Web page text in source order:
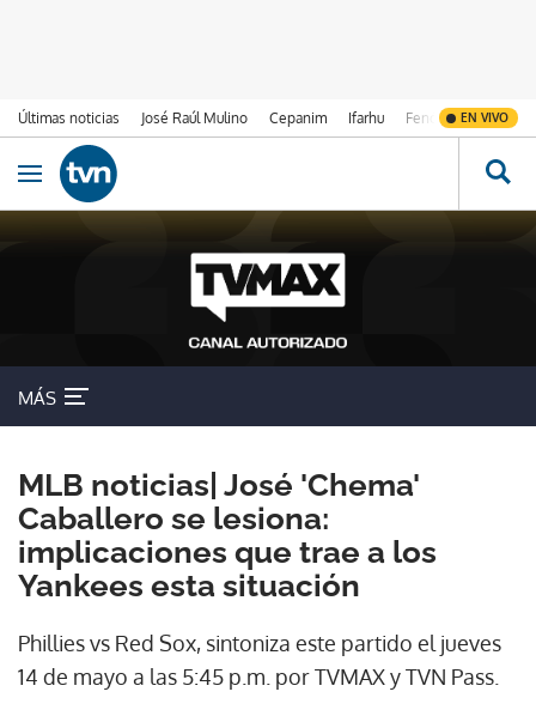
Últimas noticias José Raúl Mulino Cepanim Ifarhu Fenómeno de El
EN VIVO
Ir al contenido
Obrir navegació
MÁS
MLB noticias| José 'Chema'
Caballero se lesiona:
implicaciones que trae a los
Yankees esta situación
Phillies vs Red Sox, sintoniza este partido el jueves
14 de mayo a las 5:45 p.m. por TVMAX y TVN Pass.